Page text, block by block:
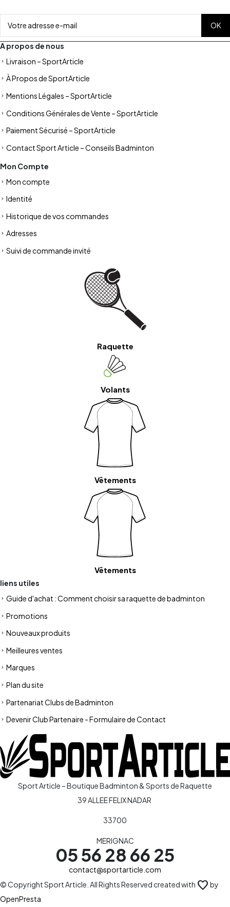
A propos de nous
Livraison – SportArticle
À Propos de SportArticle
Mentions Légales – SportArticle
Conditions Générales de Vente – SportArticle
Paiement Sécurisé – SportArticle
Contact Sport Article – Conseils Badminton
Mon Compte
Mon compte
Identité
Historique de vos commandes
Adresses
Suivi de commande invité
Raquette
Volants
Vêtements
Vêtements
liens utiles
Guide d'achat : Comment choisir sa raquette de badminton
Promotions
Nouveaux produits
Meilleures ventes
Marques
Plan du site
Partenariat Clubs de Badminton
Devenir Club Partenaire - Formulaire de Contact
Sport Article – Boutique Badminton & Sports de Raquette
39 ALLEE FELIX NADAR
33700
MERIGNAC
05 56 28 66 25
contact@sportarticle.com
© Copyright Sport Article. All Rights Reserved created with favorite by
OpenPresta